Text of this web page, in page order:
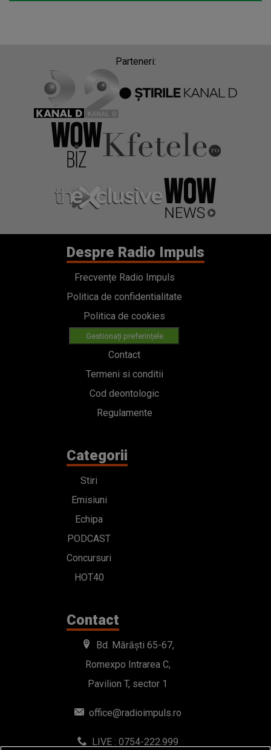
Parteneri:
Despre Radio Impuls
Frecvențe Radio Impuls
Politica de confidentialitate
Politica de cookies
Gestionați preferințele
Contact
Termeni si conditii
Cod deontologic
Regulamente
Categorii
Stiri
Emisiuni
Echipa
PODCAST
Concursuri
HOT40
Contact
Bd. Mărăști 65-67,
Romexpo Intrarea C,
Pavilion T, sector 1
office@radioimpuls.ro
LIVE : 0754-222.999